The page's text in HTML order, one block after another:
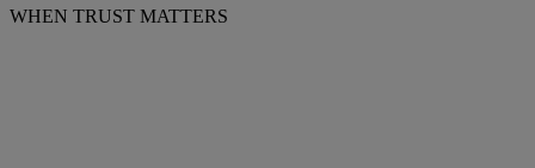
WHEN TRUST MATTERS